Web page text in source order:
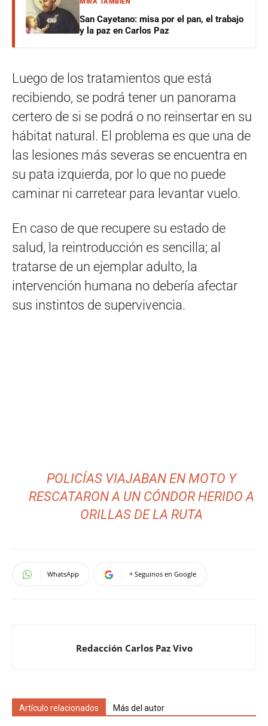
San Cayetano: misa por el pan, el trabajo
y la paz en Carlos Paz
Luego de los tratamientos que está
recibiendo, se podrá tener un panorama
certero de si se podrá o no reinsertar en su
hábitat natural. El problema es que una de
las lesiones más severas se encuentra en
su pata izquierda, por lo que no puede
caminar ni carretear para levantar vuelo.
En caso de que recupere su estado de
salud, la reintroducción es sencilla; al
tratarse de un ejemplar adulto, la
intervención humana no debería afectar
sus instintos de supervivencia.
POLICÍAS VIAJABAN EN MOTO Y
RESCATARON A UN CÓNDOR HERIDO A
ORILLAS DE LA RUTA
WhatsApp + Seguinos en Google
Redacción Carlos Paz Vivo
Artículo relacionados Más del autor